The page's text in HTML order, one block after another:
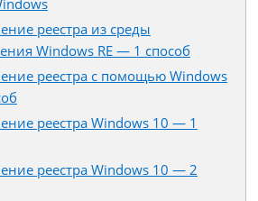
реестра из среды
Windows RE — 1 способ
реестра с помощью Windows
реестра Windows 10 — 1
реестра Windows 10 — 2